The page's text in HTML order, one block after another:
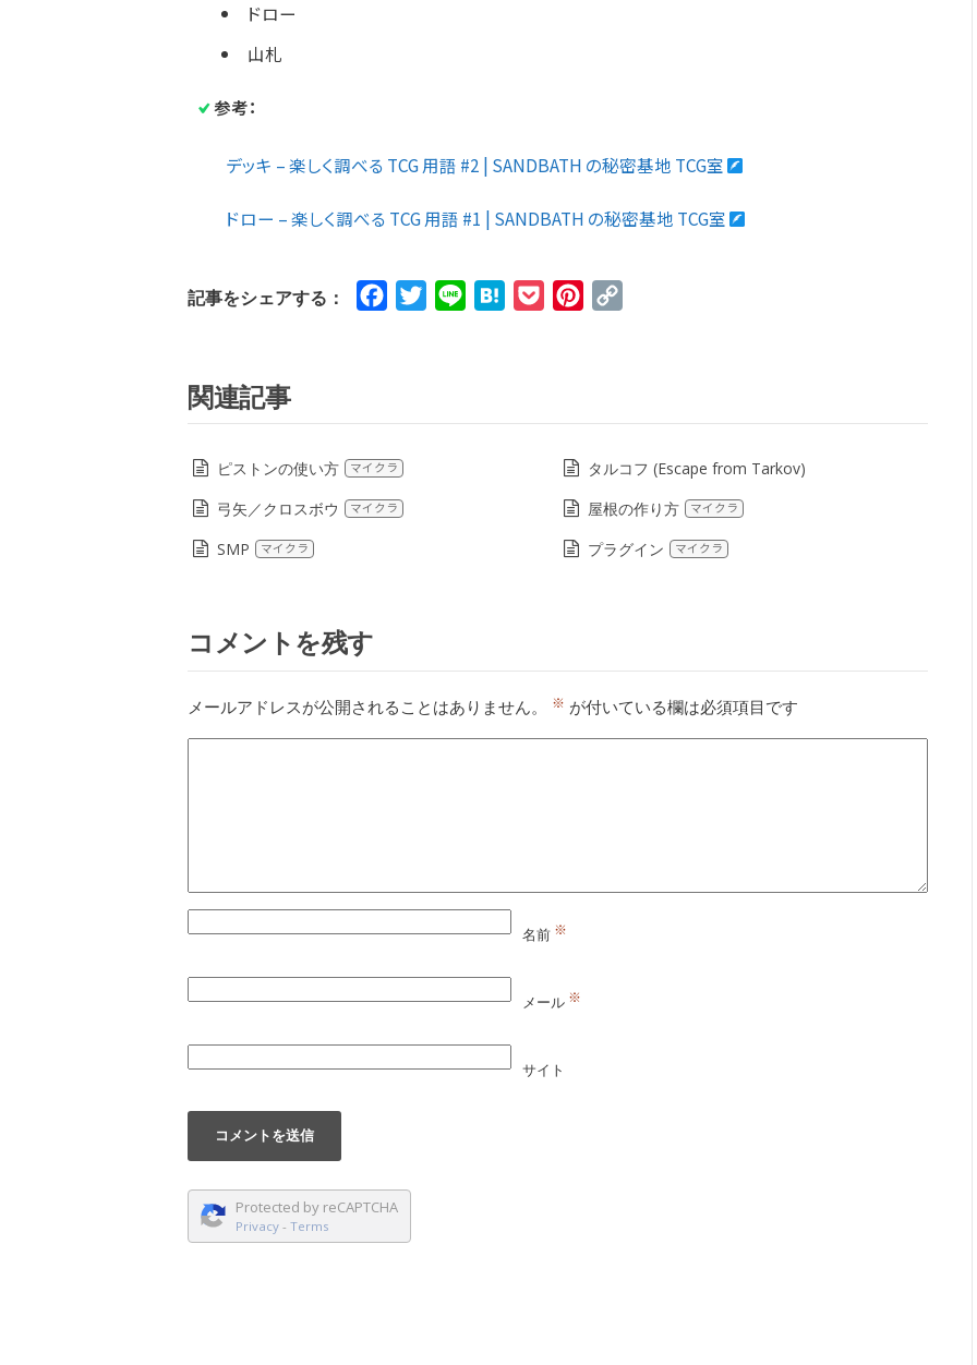
ドロー
山札
参考：
デッキ – 楽しく調べる TCG 用語 #2 | SANDBATH の秘密基地 TCG室
ドロー – 楽しく調べる TCG 用語 #1 | SANDBATH の秘密基地 TCG室
記事をシェアする： FacebookTwitterLine HatenaPocketPinterest
関連記事
ピストンの使い方 マイクラ
タルコフ (Escape from Tarkov)
弓矢／クロスボウ
マイクラ 屋根の作り方 マイクラ
SMP マイクラ プラグイン マイクラ
コメントを残す
メールアドレスが公開されることはありません。 ※ が付いている欄は必須項目です
名前 ※
メール ※
サイト
Protected by reCAPTCHA
Privacy - Terms